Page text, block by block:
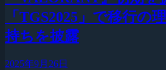
「TGS2025」で移行の
持ちを披露
2025年9月26日